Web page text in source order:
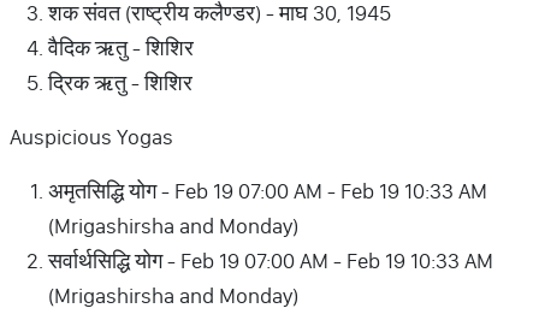
शक संवत (राष्ट्रीय कलैण्डर) - माघ 30, 1945
वैदिक ऋतु - शिशिर
द्रिक ऋतु - शिशिर
Auspicious Yogas
अमृतसिद्धि योग - Feb 19 07:00 AM - Feb 19 10:33 AM
(Mrigashirsha and Monday)
सर्वार्थसिद्धि योग - Feb 19 07:00 AM - Feb 19 10:33 AM
(Mrigashirsha and Monday)